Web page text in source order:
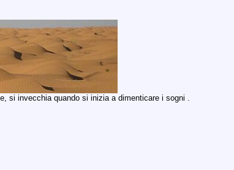
si invecchia quando si inizia a dimenticare i sogni .